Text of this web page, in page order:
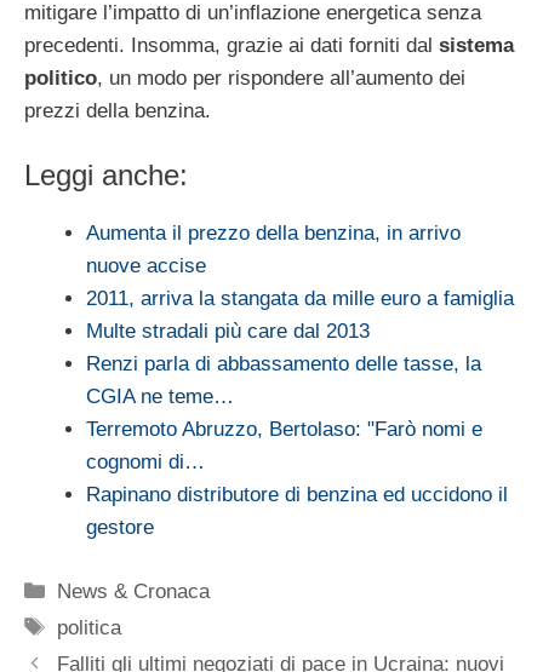
mitigare l’impatto di un’inflazione energetica senza
precedenti. Insomma, grazie ai dati forniti dal sistema
politico, un modo per rispondere all’aumento dei
prezzi della benzina.
Leggi anche:
Aumenta il prezzo della benzina, in arrivo
nuove accise
2011, arriva la stangata da mille euro a famiglia
Multe stradali più care dal 2013
Renzi parla di abbassamento delle tasse, la
CGIA ne teme…
Terremoto Abruzzo, Bertolaso: "Farò nomi e
cognomi di…
Rapinano distributore di benzina ed uccidono il
gestore
Categorie
News & Cronaca
Tag
politica
Falliti gli ultimi negoziati di pace in Ucraina: nuovi